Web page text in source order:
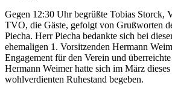
Gegen 12:30 Uhr begrüßte Tobias Storck,
TVO, die Gäste, gefolgt von Grußworten
Piecha. Herr Piecha bedankte sich bei
ehemaligen 1. Vorsitzenden Hermann
Engagement für den Verein und
Hermann Weimer hatte sich im März dieses
wohlverdienten Ruhestand begeben.